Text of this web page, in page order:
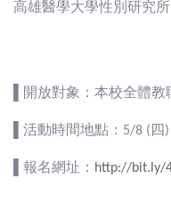
高雄醫學大學性別研究所
▌開放對象：本校全體教
▌活動時間地點：5/8 (四
▌報名網址： http://bit.ly/